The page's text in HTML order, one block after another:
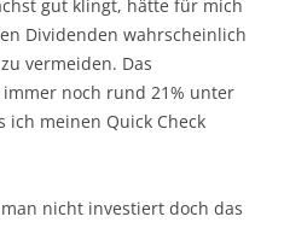
gut klingt, hätte für mich
Dividenden wahrscheinlich
vermeiden. Das
noch rund 21% unter
ich meinen Quick Check
nicht investiert doch das